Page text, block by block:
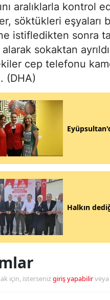
aralıklarla kontrol
söktükleri eşyaları
istifledikten sonra
alarak sokaktan
cep telefonu
(DHA)
Halkın
için, istersenizgiriş yapabilirveya